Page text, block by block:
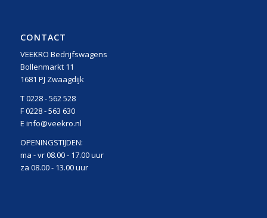
CONTACT
VEEKRO Bedrijfswagens
Bollenmarkt 11
1681 PJ Zwaagdijk
T 0228 - 562 528
F 0228 - 563 630
E info@veekro.nl
OPENINGSTIJDEN:
ma - vr 08.00 - 17.00 uur
za 08.00 - 13.00 uur